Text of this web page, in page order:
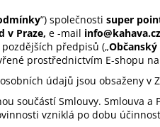
”) společnosti super
v Praze, e -mail
předpisů („
prostřednictvím E-shopu
údajů jsou obsaženy
součástí Smlouvy. Smlouva
vzniklá po dobu